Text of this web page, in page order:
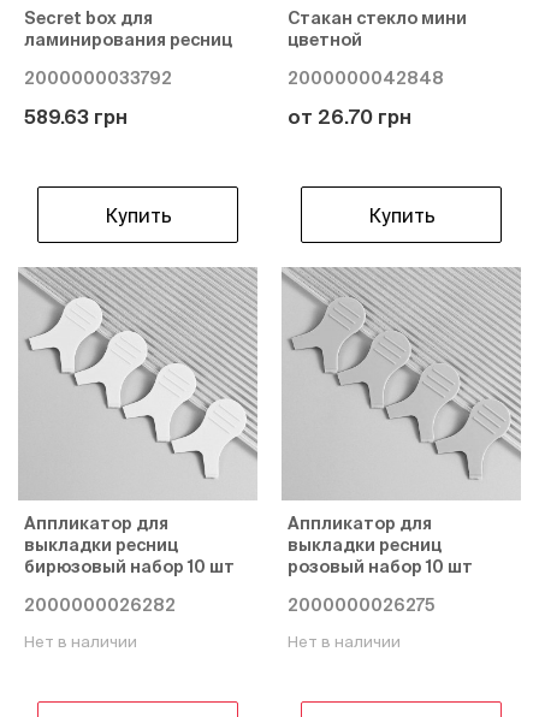
Secret box для
ламинирования ресниц
2000000033792
589.63 грн
Купить
Стакан стекло мини
цветной
2000000042848
от 26.70 грн
Купить
Аппликатор для
выкладки ресниц
бирюзовый набор 10 шт
2000000026282
Нет в наличии
Аппликатор для
выкладки ресниц
розовый набор 10 шт
2000000026275
Нет в наличии